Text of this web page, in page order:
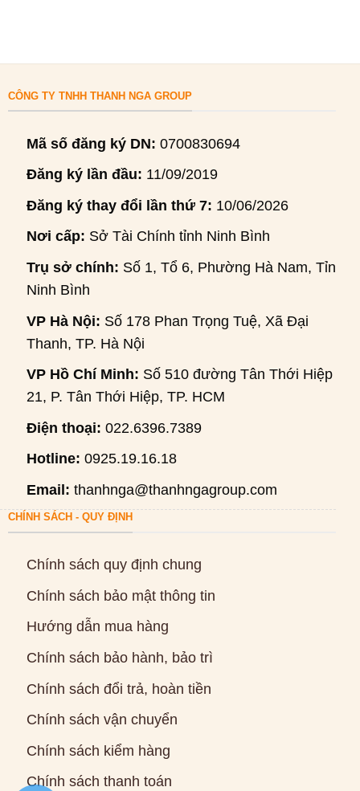
CÔNG TY TNHH THANH NGA GROUP
Mã số đăng ký DN: 0700830694
Đăng ký lần đầu: 11/09/2019
Đăng ký thay đổi lần thứ 7: 10/06/2026
Nơi cấp: Sở Tài Chính tỉnh Ninh Bình
Trụ sở chính: Số 1, Tổ 6, Phường Hà Nam, Tỉnh
Ninh Bình
VP Hà Nội: Số 178 Phan Trọng Tuệ, Xã Đại
Thanh, TP. Hà Nội
VP Hồ Chí Minh: Số 510 đường Tân Thới Hiệp
21, P. Tân Thới Hiệp, TP. HCM
Điện thoại: 022.6396.7389
Hotline: 0925.19.16.18
Email: thanhnga@thanhngagroup.com
CHÍNH SÁCH - QUY ĐỊNH
Chính sách quy định chung
Chính sách bảo mật thông tin
Hướng dẫn mua hàng
Chính sách bảo hành, bảo trì
Chính sách đổi trả, hoàn tiền
Chính sách vận chuyển
Chính sách kiểm hàng
Chính sách thanh toán